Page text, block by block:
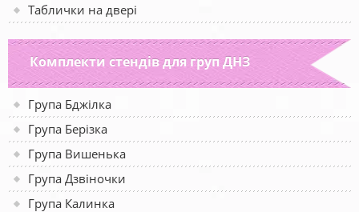
Таблички на двері
Комплекти стендів для груп ДНЗ
Група Бджілка
Група Берізка
Група Вишенька
Група Дзвіночки
Група Калинка